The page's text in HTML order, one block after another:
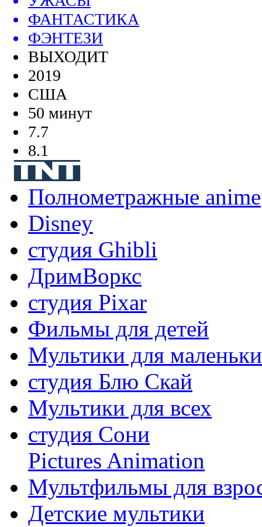
ФАНТАСТИКА
ФЭНТЕЗИ
ВЫХОДИТ
2019
США
50 минут
7.7
8.1
Полнометражные anime
Disney
студия Ghibli
ДримВоркс
студия Pixar
Фильмы для детей
Мультики для
студия Блю Скай
Мультики для всех
студия Сони
Pictures Animation
Мультфильмы для
Детские мультики